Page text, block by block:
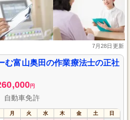
7月28日更新
む富山奥田の作業療法士の正社
円
自動車免許
月 火 水 木 金 土 日